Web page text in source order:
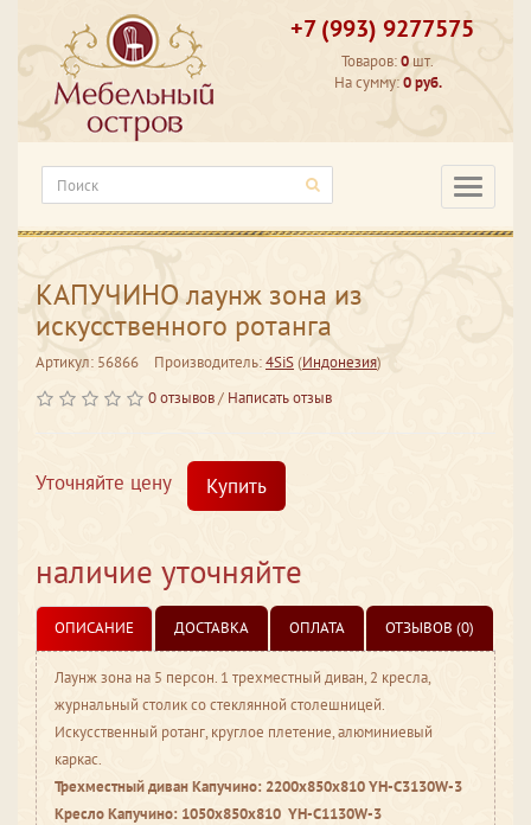
+7 (993) 9277575
Товаров:0 шт.
На сумму:0 руб.
КАПУЧИНО лаунж зона из
искусственного ротанга
Артикул: 56866 Производитель:4SiS(Индонезия)
0 отзывов/ Написать отзыв
Уточняйте цену Купить
наличие уточняйте
ОПИСАНИЕ ДОСТАВКА ОПЛАТА ОТЗЫВОВ (0)
Лаунж зона на 5 персон. 1 трехместный диван, 2 кресла,
журнальный столик со стеклянной столешницей.
Искусственный ротанг, круглое плетение, алюминиевый
каркас.
Трехместный диван Капучино: 2200х850х810 YH-C3130W-3
Кресло Капучино: 1050х850х810 YH-C1130W-3